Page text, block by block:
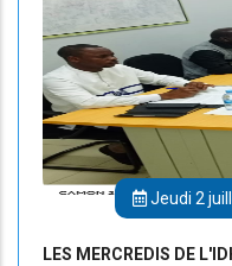
Jeudi 2
LES MERCREDIS DE